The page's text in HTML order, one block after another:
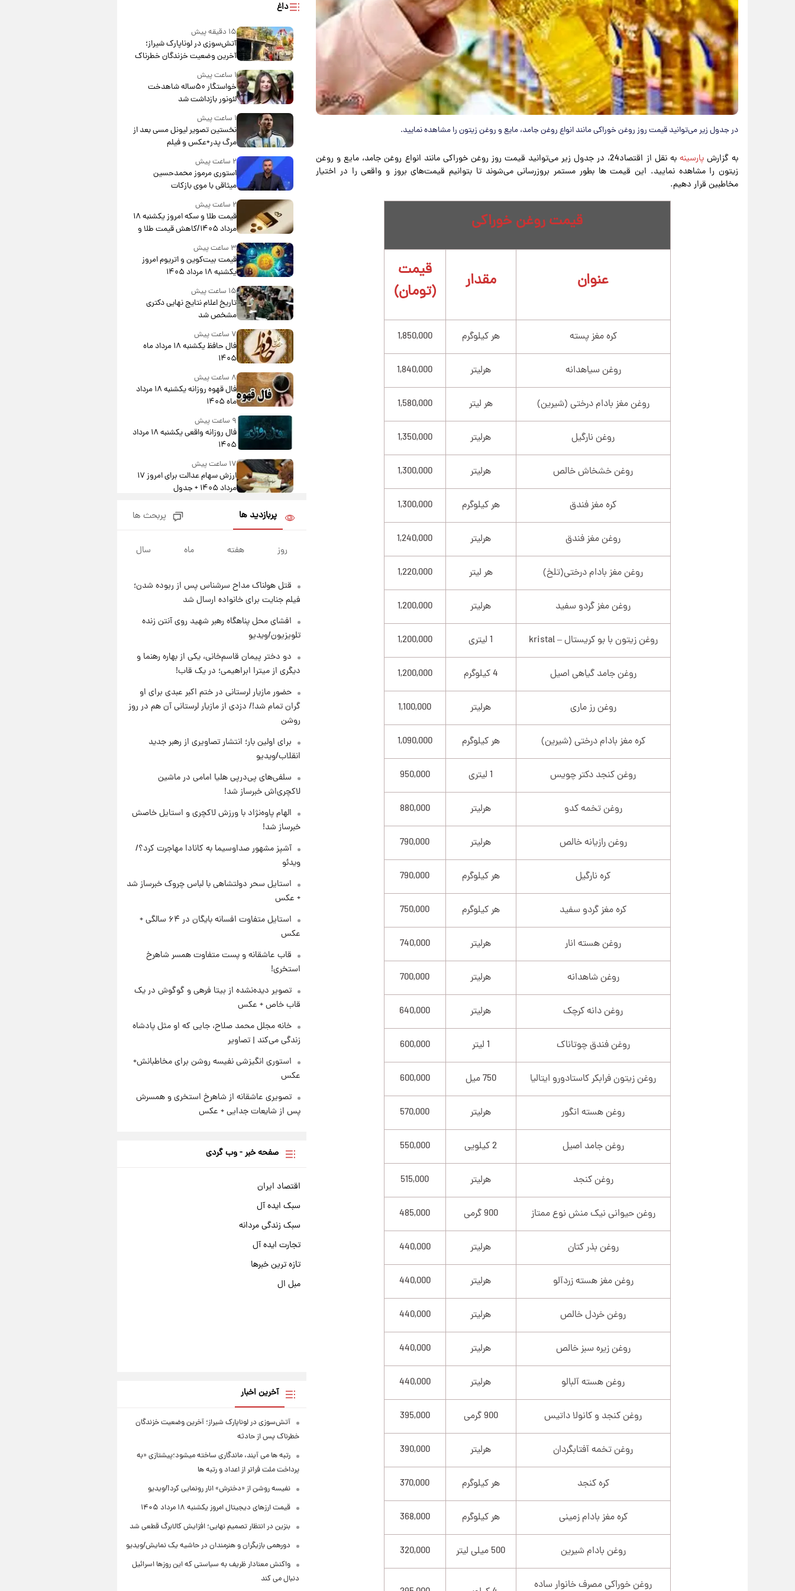
در جدول زیر می‌توانید قیمت روز روغن خوراکی مانند انواع روغن جامد، مایع و روغن زیتون را مشاهده نمایید.
به گزارش پارسینه
به نقل از اقتصاد24، در جدول زیر می‌توانید قیمت روز روغن خوراکی مانند انواع روغن جامد، مایع و روغن
زیتون را مشاهده نمایید. این قیمت ها بطور مستمر بروزرسانی می‌شوند تا بتوانیم قیمت‌های بروز و واقعی را در اختیار
مخاطبین قرار دهیم.
قیمت روغن خوراکی
عنوان مقدار
قیمت
(تومان)
کره مغز پسته هر کیلوگرم 1,850,000
روغن سیاهدانه هرلیتر 1,840,000
روغن مغز بادام درختی (شیرین) هر لیتر 1,580,000
روغن نارگیل هرلیتر 1,350,000
روغن خشخاش خالص هرلیتر 1,300,000
کره مغز فندق هر کیلوگرم 1,300,000
روغن مغز فندق هرلیتر 1,240,000
روغن مغز بادام درختی(تلخ) هر لیتر 1,220,000
روغن مغز گردو سفید هرلیتر 1,200,000
روغن زیتون با بو کریستال – kristal 1 لیتری 1,200,000
روغن جامد گیاهی اصیل 4 کیلوگرم 1,200,000
روغن رز ماری هرلیتر 1,100,000
کره مغز بادام درختی (شیرین) هر کیلوگرم 1,090,000
روغن کنجد دکتر چویس 1 لیتری 950,000
روغن تخمه کدو هرلیتر 880,000
روغن رازیانه خالص هرلیتر 790,000
کره نارگیل هر کیلوگرم 790,000
کره مغز گردو سفید هر کیلوگرم 750,000
روغن هسته انار هرلیتر 740,000
روغن شاهدانه هرلیتر 700,000
روغن دانه کرچک هرلیتر 640,000
روغن فندق چوتاناک 1 لیتر 600,000
روغن زیتون فرابکر کاستادورو ایتالیا 750 میل 600,000
روغن هسته انگور هرلیتر 570,000
روغن جامد اصیل 2 کیلویی 550,000
روغن کنجد هرلیتر 515,000
روغن حیوانی نیک منش نوع ممتاز 900 گرمی 485,000
روغن بذر کتان هرلیتر 440,000
روغن مغز هسته زردآلو هرلیتر 440,000
روغن خردل خالص هرلیتر 440,000
روغن زیره سبز خالص هرلیتر 440,000
روغن هسته آلبالو هرلیتر 440,000
روغن کنجد و کانولا داتیس 900 گرمی 395,000
روغن تخمه آفتابگردان هرلیتر 390,000
کره کنجد هر کیلوگرم 370,000
کره مغز بادام زمینی هر کیلوگرم 368,000
روغن بادام شیرین 500 میلی لیتر 320,000
روغن خوراکی مصرف خانوار ساده
داغ
۱۵ دقیقه پیش
آتش‌سوزی در لوناپارک شیراز؛
آخرین وضعیت خزندگان خطرناک
پس از حادثه
۱ ساعت پیش
خواستگار ۵۰ساله شاهدخت
لئونور بازداشت شد
۱ ساعت پیش
نخستین تصویر لیونل مسی بعد از
مرگ پدر+عکس و فیلم
۲ ساعت پیش
استوری مرموز محمدحسین
میثاقی با موی بازکات
۲ ساعت پیش
قیمت طلا و سکه امروز یکشنبه ۱۸
مرداد ۱۴۰۵/کاهش قیمت طلا و
۳ ساعت پیش
قیمت بیت‌کوین و اتریوم امروز
یکشنبه ۱۸ مرداد ۱۴۰۵
۱۵ ساعت پیش
تاریخ اعلام نتایج نهایی دکتری
مشخص شد
۷ ساعت پیش
فال حافظ یکشنبه ۱۸ مرداد ماه
۱۴۰۵
۸ ساعت پیش
فال قهوه روزانه یکشنبه ۱۸ مرداد
ماه ۱۴۰۵
۹ ساعت پیش
فال روزانه واقعی یکشنبه ۱۸ مرداد
۱۴۰۵
۱۷ ساعت پیش
ارزش سهام عدالت برای امروز ۱۷
مرداد ۱۴۰۵ + جدول
لیونل مسی عزادار شد! + جزئیات
۲۰ ساعت پیش
آمریکا + فیلم
۲۱ ساعت پیش
برای اولین بار؛ انتشار تصاویری از
رهبر جدید انقلاب/ویدیو
خاتمی/ویدیو
پربازدید ها پربحث ها
روز هفته ماه سال
قتل هولناک مداح سرشناس پس از ربوده شدن؛
فیلم جنایت برای خانواده ارسال شد
افشای محل پناهگاه‌ رهبر شهید روی آنتن زنده
تلویزیون/ویدیو
دو دختر پیمان قاسم‌خانی، یکی از بهاره رهنما و
دیگری از میترا ابراهیمی؛ در یک قاب!
حضور مازیار لرستانی در ختم اکبر عبدی برای او
گران تمام شد!/ دزدی از مازیار لرستانی آن هم در روز
روشن
برای اولین بار؛ انتشار تصاویری از رهبر جدید
انقلاب/ویدیو
سلفی‌های پی‌درپی هلیا امامی در ماشین
لاکچری‌اش خبرساز شد!
الهام پاوه‌نژاد با ورزش لاکچری و استایل خاصش
خبرساز شد!
آشپز مشهور صداوسیما به کانادا مهاجرت کرد؟/
ویدئو
استایل سحر دولتشاهی با لباس چروک خبرساز شد
+ عکس
استایل متفاوت افسانه بایگان در ۶۴ سالگی +
عکس
قاب عاشقانه و پست متفاوت همسر شاهرخ
استخری!
تصویر دیده‌نشده از بیتا فرهی و گوگوش در یک
قاب خاص + عکس
خانه مجلل محمد صلاح، جایی که او مثل پادشاه
زندگی می‌کند | تصاویر
استوری انگیزشی نفیسه روشن برای مخاطبانش+
عکس
تصویری عاشقانه از شاهرخ استخری و همسرش
پس از شایعات جدایی + عکس
صفحه خبر - وب گردی
اقتصاد ایران
سبک ایده آل
سبک زندگی مردانه
تجارت ایده آل
تازه ترین خبرها
مبل ال
آخرین اخبار
آتش‌سوزی در لوناپارک شیراز؛ آخرین وضعیت خزندگان
خطرناک پس از حادثه
رتبه ها می آیند، ماندگاری ساخته میشود؛پیشتازی «به
پرداخت ملت فراتر از اعداد و رتبه ها
نفیسه روشن از «دخترش» انار رونمایی کرد!/ویدیو
قیمت ارزهای دیجیتال امروز یکشنبه ۱۸ مرداد ۱۴۰۵
بنزین در انتظار تصمیم نهایی؛ افزایش کالابرگ قطعی شد
دورهمی بازیگران و هنرمندان در حاشیه یک نمایش/ویدیو
واکنش معنادار ظریف به سیاستی که این روزها اسرائیل
دنبال می کند